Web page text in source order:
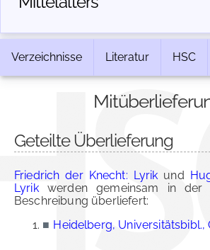
Verzeichnisse Literatur HSC
Geteilte Überlieferung
Friedrich der Knecht: Lyrik und
Lyrikwerden gemeinsam in der
Beschreibung überliefert:
■ Heidelberg, Universitätsbibl.,